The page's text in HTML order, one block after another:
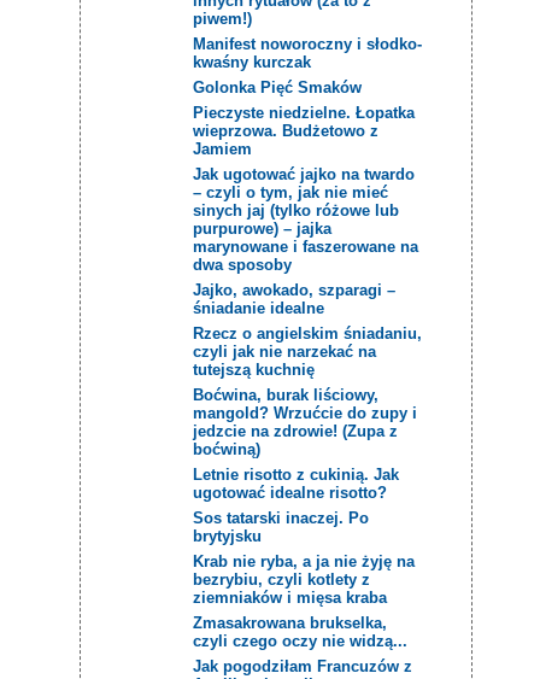
piwem!)
Manifest noworoczny i słodko-
kwaśny kurczak
Golonka Pięć Smaków
Pieczyste niedzielne. Łopatka
wieprzowa. Budżetowo z
Jamiem
Jak ugotować jajko na twardo
– czyli o tym, jak nie mieć
sinych jaj (tylko różowe lub
purpurowe) – jajka
marynowane i faszerowane na
dwa sposoby
Jajko, awokado, szparagi –
śniadanie idealne
Rzecz o angielskim śniadaniu,
czyli jak nie narzekać na
tutejszą kuchnię
Boćwina, burak liściowy,
mangold? Wrzućcie do zupy i
jedzcie na zdrowie! (Zupa z
boćwiną)
Letnie risotto z cukinią. Jak
ugotować idealne risotto?
Sos tatarski inaczej. Po
brytyjsku
Krab nie ryba, a ja nie żyję na
bezrybiu, czyli kotlety z
ziemniaków i mięsa kraba
Zmasakrowana brukselka,
czyli czego oczy nie widzą...
Jak pogodziłam Francuzów z